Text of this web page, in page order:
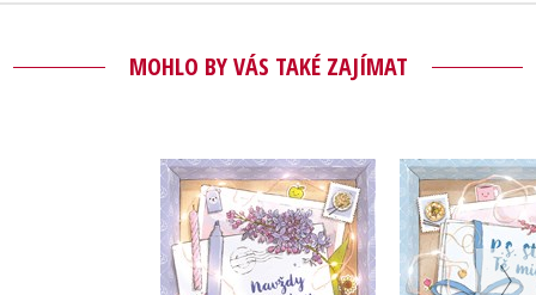
MOHLO BY VÁS TAKÉ ZAJÍMAT
Navždy s láskou Lara
Jean
Jenny Han
P. S. Stále
Jenny